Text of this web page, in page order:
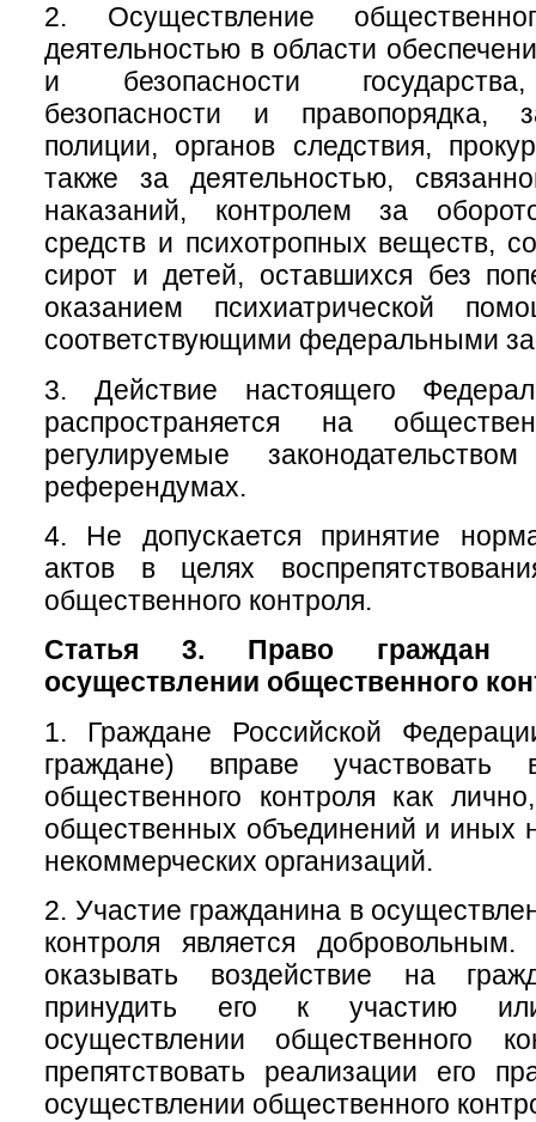
2. Осуществление
деятельностью в области
и безопасности
безопасности и правопорядка,
полиции, органов следствия,
также за деятельностью,
наказаний, контролем за
средств и психотропных веществ,
сирот и детей, оставшихся без
оказанием психиатрической
соответствующими федеральными
3. Действие настоящего
распространяется на
регулируемые
референдумах.
4. Не допускается принятие
актов в целях
общественного контроля.
Статья 3. Право граждан
осуществлении общественного
1. Граждане Российской
граждане) вправе участвовать
общественного контроля как
общественных объединений и иных
некоммерческих организаций.
2. Участие гражданина в
контроля является
оказывать воздействие на
принудить его к участию
осуществлении общественного
препятствовать реализации его
осуществлении общественного